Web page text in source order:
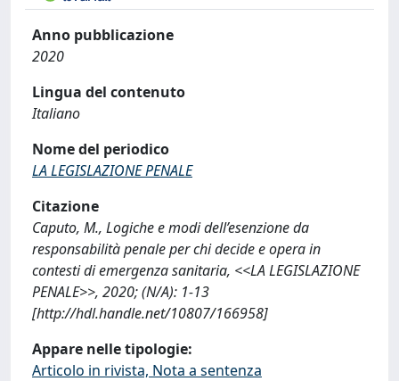
Anno pubblicazione
2020
Lingua del contenuto
Italiano
Nome del periodico
LA LEGISLAZIONE PENALE
Citazione
Caputo, M., Logiche e modi dell’esenzione da
responsabilità penale per chi decide e opera in
contesti di emergenza sanitaria, <<LA LEGISLAZIONE
PENALE>>, 2020; (N/A): 1-13
[http://hdl.handle.net/10807/166958]
Appare nelle tipologie:
Articolo in rivista, Nota a sentenza